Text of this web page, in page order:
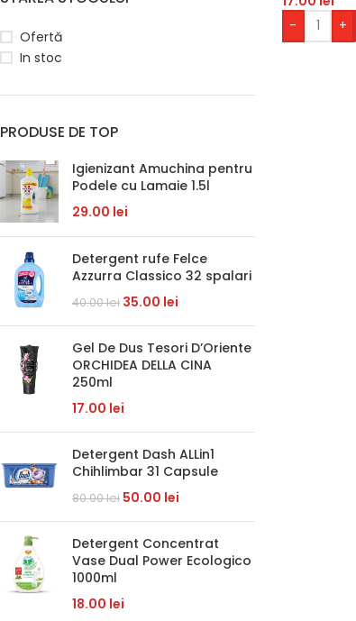
Ofertă
In stoc
PRODUSE DE TOP
Igienizant Amuchina pentru
Podele cu Lamaie 1.5l
29.00 lei
Detergent rufe Felce
Azzurra Classico 32 spalari
40.00lei 35.00 lei
Gel De Dus Tesori D’Oriente
ORCHIDEA DELLA CINA
250ml
17.00 lei
Detergent Dash ALLin1
Chihlimbar 31 Capsule
80.00lei 50.00 lei
Detergent Concentrat
Vase Dual Power Ecologico
1000ml
18.00 lei
-
+